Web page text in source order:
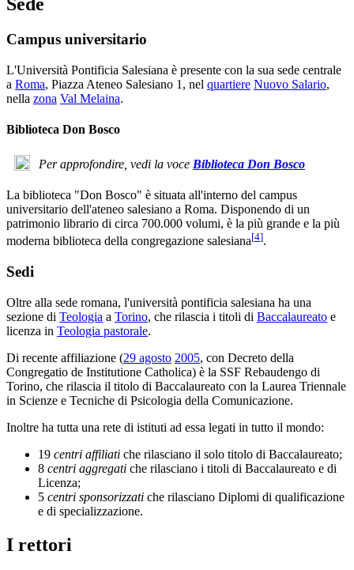
Campus universitario
L'Università Pontificia Salesiana è presente con la sua sede centrale
a Roma, Piazza Ateneo Salesiano 1, nel quartiere Nuovo Salario,
nella zona Val Melaina.
Biblioteca Don Bosco
Per approfondire, vedi la voce Biblioteca Don Bosco
La biblioteca "Don Bosco" è situata all'interno del campus
universitario dell'ateneo salesiano a Roma. Disponendo di un
patrimonio librario di circa 700.000 volumi, è la più grande e la più
moderna biblioteca della congregazione salesiana[4].
Sedi
Oltre alla sede romana, l'università pontificia salesiana ha una
sezione di Teologia a Torino, che rilascia i titoli di Baccalaureato e
licenza in Teologia pastorale.
Di recente affiliazione (29 agosto 2005, con Decreto della
Congregatio de Institutione Catholica) è la SSF Rebaudengo di
Torino, che rilascia il titolo di Baccalaureato con la Laurea Triennale
in Scienze e Tecniche di Psicologia della Comunicazione.
Inoltre ha tutta una rete di istituti ad essa legati in tutto il mondo:
19 centri affiliati che rilasciano il solo titolo di Baccalaureato;
8 centri aggregati che rilasciano i titoli di Baccalaureato e di
Licenza;
5 centri sponsorizzati che rilasciano Diplomi di qualificazione
e di specializzazione.
I rettori